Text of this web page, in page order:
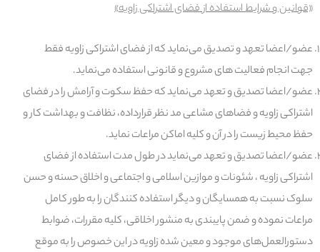
«قوانین و شرایط استفاده از فضای اشتراکی زاویه»
عضو/اعضا تعهد و تصدیق می‌نماید که از فضای اشتراکی زاویه فقط
جهت انجام فعالیت های مشروع و قانونی استفاده می‌نماید.
عضو/اعضا تصدیق و تعهد می‌نماید که حفظ سکوت و آرامش را در فضای
اشتراکی زاویه و فضاهای مشاعی مد نظر قرارداده، نظافت و بهداشت کار و
حفظ محیط زیست را در آن و کلیه اماکن مراعات نماید.
عضو/اعضا تصدیق و تعهد می‌نماید در طول مدت استفاده از فضای
اشتراکی زاویه ، شئونات و موازین اسلامی و اجتماعی و اخلاق حسنه و حسن
سلوک نسبت به همسایگان و دیگر استفاده کنندگان را به طور کامل
مراعات نموده و ضمن پایبندی به منشور اخلاقی، کلیه مقررات، ضوابط
دستورالعمل‌های موجود و معین شده زاویه در این خصوص را به موقع